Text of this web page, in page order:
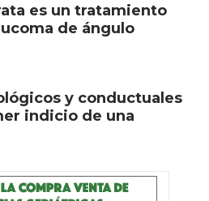
es un tratamiento
de ángulo
y conductuales
indicio de una